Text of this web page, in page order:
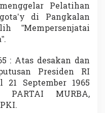
Pelatihan
di Pangkalan
”Mempersenjatai
: Atas desakan dan
Presiden RI
21 September 1965
PARTAI MURBA,